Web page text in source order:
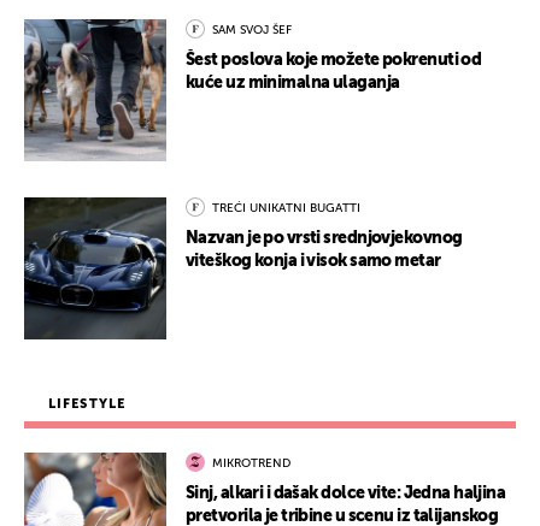
SAM SVOJ ŠEF
Šest poslova koje možete pokrenuti od
kuće uz minimalna ulaganja
TREĆI UNIKATNI BUGATTI
Nazvan je po vrsti srednjovjekovnog
viteškog konja i visok samo metar
LIFESTYLE
MIKROTREND
Sinj, alkari i dašak dolce vite: Jedna haljina
pretvorila je tribine u scenu iz talijanskog